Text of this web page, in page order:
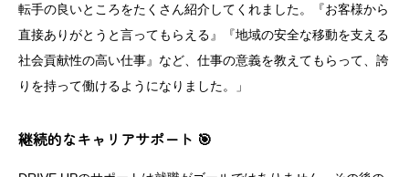
転手の良いところをたくさん紹介してくれました。『お客様から
直接ありがとうと言ってもらえる』『地域の安全な移動を支える
社会貢献性の高い仕事』など、仕事の意義を教えてもらって、誇
りを持って働けるようになりました。」
継続的なキャリアサポート 🎯